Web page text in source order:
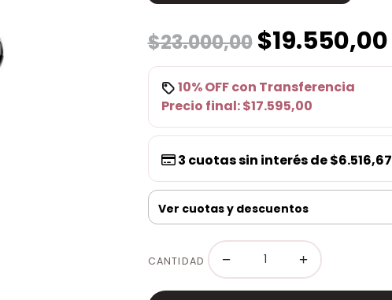
$23.000,00$19.550,00
10% OFFcon Transferencia
Precio final:$17.595,00
3 cuotas sin interés de$6.516,67
Ver cuotas y descuentos
CANTIDAD − +